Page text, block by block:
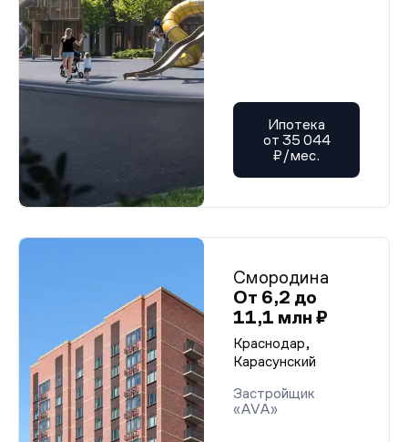
Ипотека
от 35 044
₽/мес.
Смородина
От 6,2 до
11,1 млн ₽
Краснодар,
Карасунский
Застройщик
«AVA»